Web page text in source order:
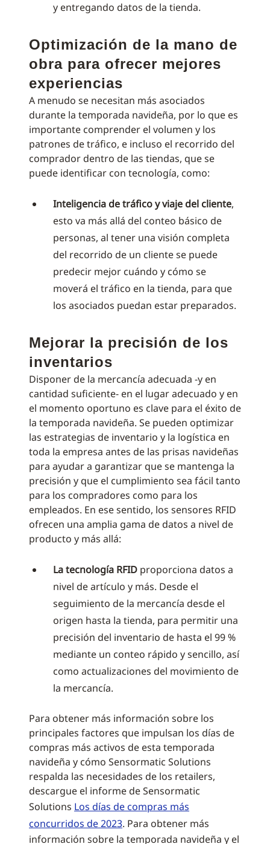
y entregando datos de la tienda.
Optimización de la mano de
obra para ofrecer mejores
experiencias
A menudo se necesitan más asociados
durante la temporada navideña, por lo que es
importante comprender el volumen y los
patrones de tráfico, e incluso el recorrido del
comprador dentro de las tiendas, que se
puede identificar con tecnología, como:
Inteligencia de tráfico y viaje del cliente,
esto va más allá del conteo básico de
personas, al tener una visión completa
del recorrido de un cliente se puede
predecir mejor cuándo y cómo se
moverá el tráfico en la tienda, para que
los asociados puedan estar preparados.
Mejorar la precisión de los
inventarios
Disponer de la mercancía adecuada -y en
cantidad suficiente- en el lugar adecuado y en
el momento oportuno es clave para el éxito de
la temporada navideña. Se pueden optimizar
las estrategias de inventario y la logística en
toda la empresa antes de las prisas navideñas
para ayudar a garantizar que se mantenga la
precisión y que el cumplimiento sea fácil tanto
para los compradores como para los
empleados. En ese sentido, los sensores RFID
ofrecen una amplia gama de datos a nivel de
producto y más allá:
La tecnología RFID proporciona datos a
nivel de artículo y más. Desde el
seguimiento de la mercancía desde el
origen hasta la tienda, para permitir una
precisión del inventario de hasta el 99 %
mediante un conteo rápido y sencillo, así
como actualizaciones del movimiento de
la mercancía.
Para obtener más información sobre los
principales factores que impulsan los días de
compras más activos de esta temporada
navideña y cómo Sensormatic Solutions
respalda las necesidades de los retailers,
descargue el informe de Sensormatic
Solutions Los días de compras más
concurridos de 2023. Para obtener más
información sobre la temporada navideña y el